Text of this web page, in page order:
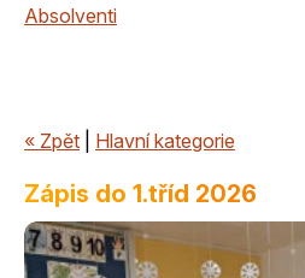
Absolventi
« Zpět Hlavní kategorie
Zápis do 1.tříd 2026